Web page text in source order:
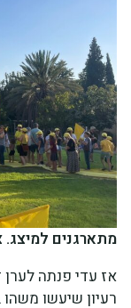
מתארגנים למיצג.
אז עדי פנתה לערן
רעיון שיעשו